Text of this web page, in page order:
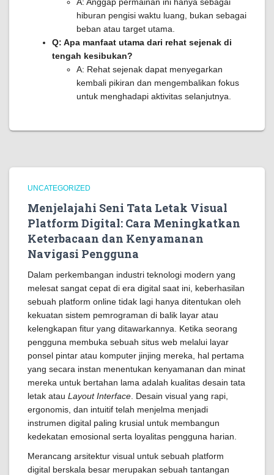
hiburan pengisi waktu luang, bukan sebagai
beban atau target utama.
Q: Apa manfaat utama dari rehat sejenak di
tengah kesibukan?
A: Rehat sejenak dapat menyegarkan
kembali pikiran dan mengembalikan fokus
untuk menghadapi aktivitas selanjutnya.
UNCATEGORIZED
Menjelajahi Seni Tata Letak Visual
Platform Digital: Cara Meningkatkan
Keterbacaan dan Kenyamanan
Navigasi Pengguna
Dalam perkembangan industri teknologi modern yang
melesat sangat cepat di era digital saat ini, keberhasilan
sebuah platform online tidak lagi hanya ditentukan oleh
kekuatan sistem pemrograman di balik layar atau
kelengkapan fitur yang ditawarkannya. Ketika seorang
pengguna membuka sebuah situs web melalui layar
ponsel pintar atau komputer jinjing mereka, hal pertama
yang secara instan menentukan kenyamanan dan minat
mereka untuk bertahan lama adalah kualitas desain tata
letak atau Layout Interface . Desain visual yang rapi,
ergonomis, dan intuitif telah menjelma menjadi
instrumen digital paling krusial untuk membangun
kedekatan emosional serta loyalitas pengguna harian.
Merancang arsitektur visual untuk sebuah platform
digital berskala besar merupakan sebuah tantangan